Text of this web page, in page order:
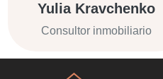
Yulia Kravchenko
Consultor inmobiliario